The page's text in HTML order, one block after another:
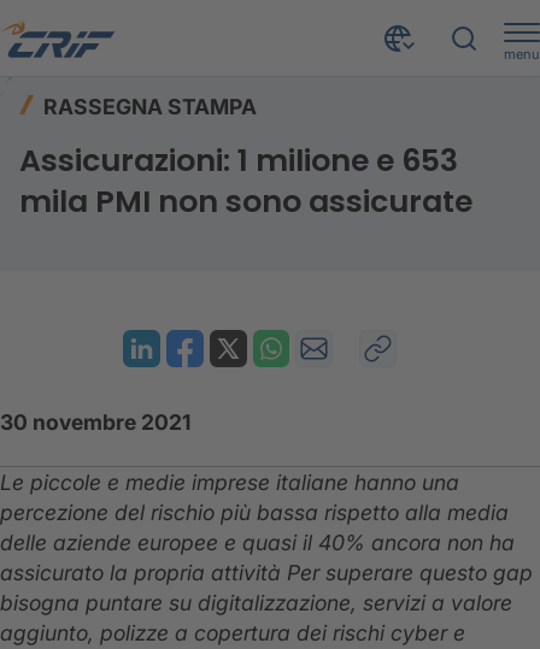
menu
RASSEGNA STAMPA
Assicurazioni: 1 milione e 653
mila PMI non sono assicurate
30 novembre 2021
Le piccole e medie imprese italiane hanno una
percezione del rischio più bassa rispetto alla media
delle aziende europee e quasi il 40% ancora non ha
assicurato la propria attività Per superare questo gap
bisogna puntare su digitalizzazione, servizi a valore
aggiunto, polizze a copertura dei rischi cyber e